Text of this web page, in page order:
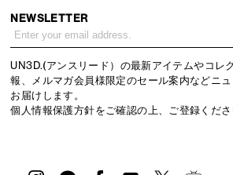
NEWSLETTER
UN3D.(アンスリード）の最新アイテムやコレ
報、メルマガ会員様限定のセール案内などニ
お届けします。
個人情報保護方針をご確認の上、ご登録くださ